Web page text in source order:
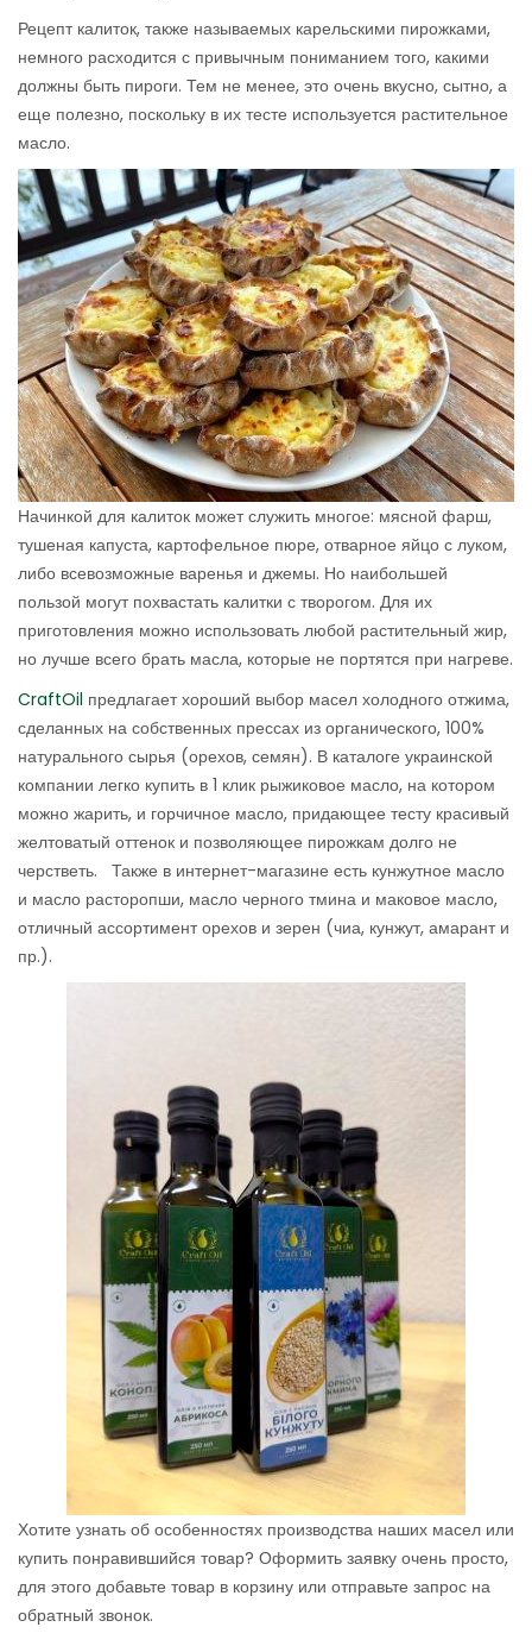
Рецепт калиток, также называемых карельскими пирожками,
немного расходится с привычным пониманием того, какими
должны быть пироги. Тем не менее, это очень вкусно, сытно, а
еще полезно, поскольку в их тесте используется растительное
масло.
Начинкой для калиток может служить многое: мясной фарш,
тушеная капуста, картофельное пюре, отварное яйцо с луком,
либо всевозможные варенья и джемы. Но наибольшей
пользой могут похвастать калитки с творогом. Для их
приготовления можно использовать любой растительный жир,
но лучше всего брать масла, которые не портятся при нагреве.
CraftOil предлагает хороший выбор масел холодного отжима,
сделанных на собственных прессах из органического, 100%
натурального сырья (орехов, семян). В каталоге украинской
компании легко купить в 1 клик рыжиковое масло, на котором
можно жарить, и горчичное масло, придающее тесту красивый
желтоватый оттенок и позволяющее пирожкам долго не
черстветь. Также в интернет-магазине есть кунжутное масло
и масло расторопши, масло черного тмина и маковое масло,
отличный ассортимент орехов и зерен (чиа, кунжут, амарант и
пр.).
Хотите узнать об особенностях производства наших масел или
купить понравившийся товар? Оформить заявку очень просто,
для этого добавьте товар в корзину или отправьте запрос на
обратный звонок.